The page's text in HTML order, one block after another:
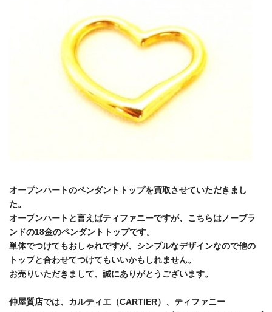
オープンハートのペンダントトップを買取させていただきまし
た。
オープンハートと言えばティファニーですが、こちらはノーブラ
ンドの18金のペンダントトップです。
単体でつけてもおしゃれですが、シンプルなデザインなので他の
トップと合わせてつけてもいいかもしれません。
お売りいただきまして、誠にありがとうございます。
仲屋質店では、カルティエ（CARTIER）、ティファニー